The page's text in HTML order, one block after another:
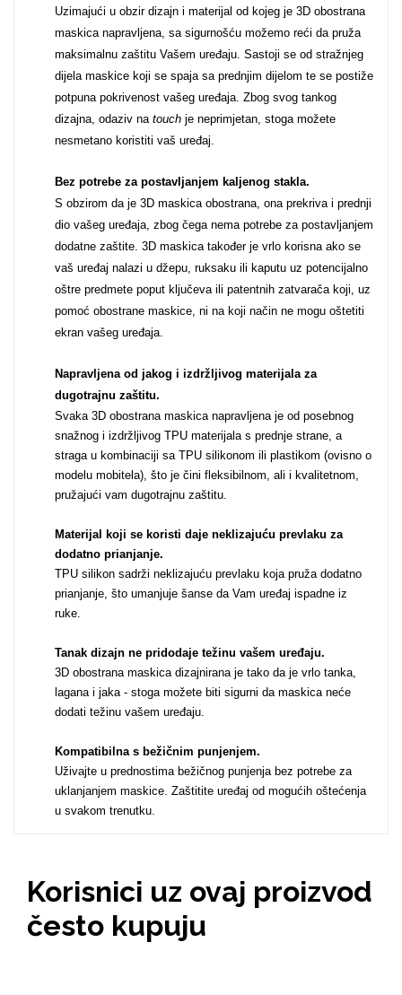
Uzimajući u obzir dizajn i materijal od kojeg je 3D obostrana
maskica napravljena, sa sigurnošću možemo reći da pruža
maksimalnu zaštitu Vašem uređaju. Sastoji se od stražnjeg
dijela maskice koji se spaja sa prednjim dijelom te se postiže
potpuna pokrivenost vašeg uređaja. Zbog svog tankog
dizajna, odaziv na touch je neprimjetan, stoga možete
nesmetano koristiti vaš uređaj.
Bez potrebe za postavljanjem kaljenog stakla.
S obzirom da je 3D maskica obostrana, ona prekriva i prednji
dio vašeg uređaja, zbog čega nema potrebe za postavljanjem
dodatne zaštite. 3D maskica također je vrlo korisna ako se
vaš uređaj nalazi u džepu, ruksaku ili kaputu uz potencijalno
oštre predmete poput ključeva ili patentnih zatvarača koji, uz
pomoć obostrane maskice, ni na koji način ne mogu oštetiti
ekran vašeg uređaja.
Napravljena od jakog i izdržljivog materijala za
dugotrajnu zaštitu.
Svaka 3D obostrana maskica napravljena je od posebnog
snažnog i izdržljivog TPU materijala s prednje strane, a
straga u kombinaciji sa TPU silikonom ili plastikom (ovisno o
modelu mobitela), što je čini fleksibilnom, ali i kvalitetnom,
pružajući vam dugotrajnu zaštitu.
Materijal koji se koristi daje neklizajuću prevlaku za
dodatno prianjanje.
TPU silikon sadrži neklizajuću prevlaku koja pruža dodatno
prianjanje, što umanjuje šanse da Vam uređaj ispadne iz
ruke.
Tanak dizajn ne pridodaje težinu vašem uređaju.
3D obostrana maskica dizajnirana je tako da je vrlo tanka,
lagana i jaka - stoga možete biti sigurni da maskica neće
dodati težinu vašem uređaju.
Kompatibilna s bežičnim punjenjem.
Uživajte u prednostima bežičnog punjenja bez potrebe za
uklanjanjem maskice. Zaštitite uređaj od mogućih oštećenja
u svakom trenutku.
Korisnici uz ovaj proizvod
često kupuju
Za njega Za nju
Mandale / Cvjetni motivi Citati & Stihovi
MarbleMania Gaming motivi
Crtani filmovi Sportski motivi